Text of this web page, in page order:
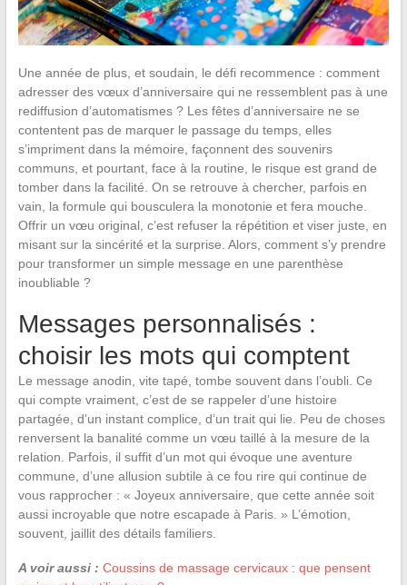
Une année de plus, et soudain, le défi recommence : comment
adresser des vœux d’anniversaire qui ne ressemblent pas à une
rediffusion d’automatismes ? Les fêtes d’anniversaire ne se
contentent pas de marquer le passage du temps, elles
s’impriment dans la mémoire, façonnent des souvenirs
communs, et pourtant, face à la routine, le risque est grand de
tomber dans la facilité. On se retrouve à chercher, parfois en
vain, la formule qui bousculera la monotonie et fera mouche.
Offrir un vœu original, c’est refuser la répétition et viser juste, en
misant sur la sincérité et la surprise. Alors, comment s’y prendre
pour transformer un simple message en une parenthèse
inoubliable ?
Messages personnalisés :
choisir les mots qui comptent
Le message anodin, vite tapé, tombe souvent dans l’oubli. Ce
qui compte vraiment, c’est de se rappeler d’une histoire
partagée, d’un instant complice, d’un trait qui lie. Peu de choses
renversent la banalité comme un vœu taillé à la mesure de la
relation. Parfois, il suffit d’un mot qui évoque une aventure
commune, d’une allusion subtile à ce fou rire qui continue de
vous rapprocher : « Joyeux anniversaire, que cette année soit
aussi incroyable que notre escapade à Paris. » L’émotion,
souvent, jaillit des détails familiers.
A voir aussi : Coussins de massage cervicaux : que pensent